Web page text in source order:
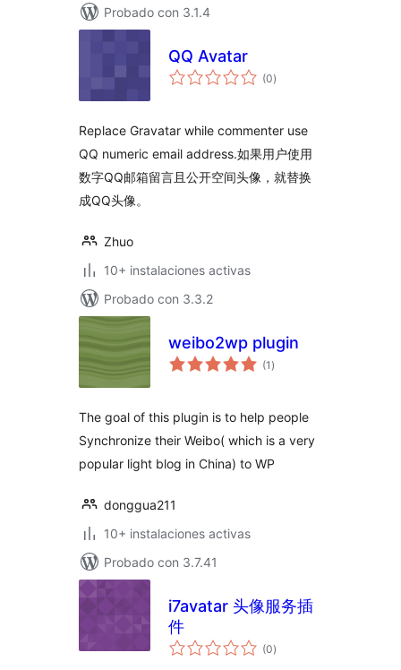
Probado con 3.1.4
QQ Avatar
(0total
de
)
Replace Gravatar while commenter use
QQ numeric email address.如果用户使用
数字QQ邮箱留言且公开空间头像，就替换
成QQ头像。
Zhuo
10+ instalaciones activas
Probado con 3.3.2
weibo2wp plugin
(1 total
de
)
The goal of this plugin is to help people
Synchronize their Weibo( which is a very
popular light blog in China) to WP
donggua211
10+ instalaciones activas
Probado con 3.7.41
i7avatar 头像服务插
件
(0total
de
)